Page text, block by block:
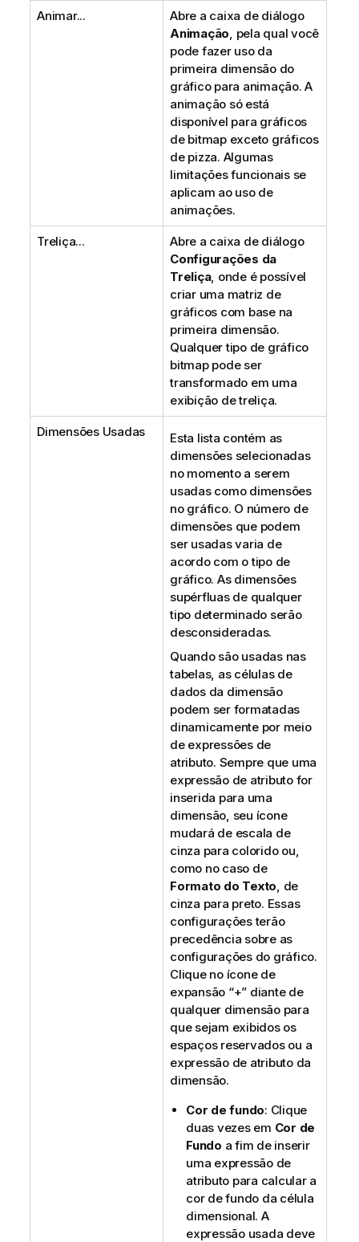
Animar...
Abre a caixa de diálogo
Animação, pela qual você
pode fazer uso da
primeira dimensão do
gráfico para animação. A
animação só está
disponível para gráficos
de bitmap exceto gráficos
de pizza. Algumas
limitações funcionais se
aplicam ao uso de
animações.
Treliça...
Abre a caixa de diálogo
Configurações da
Treliça, onde é possível
criar uma matriz de
gráficos com base na
primeira dimensão.
Qualquer tipo de gráfico
bitmap pode ser
transformado em uma
exibição de treliça.
Dimensões Usadas
Esta lista contém as
dimensões selecionadas
no momento a serem
usadas como dimensões
no gráfico. O número de
dimensões que podem
ser usadas varia de
acordo com o tipo de
gráfico. As dimensões
supérfluas de qualquer
tipo determinado serão
desconsideradas.
Quando são usadas nas
tabelas, as células de
dados da dimensão
podem ser formatadas
dinamicamente por meio
de expressões de
atributo. Sempre que uma
expressão de atributo for
inserida para uma
dimensão, seu ícone
mudará de escala de
cinza para colorido ou,
como no caso de
Formato do Texto, de
cinza para preto. Essas
configurações terão
precedência sobre as
configurações do gráfico.
Clique no ícone de
expansão “+” diante de
qualquer dimensão para
que sejam exibidos os
espaços reservados ou a
expressão de atributo da
dimensão.
Cor de fundo: Clique
duas vezes em Cor de
Fundo a fim de inserir
uma expressão de
atributo para calcular a
cor de fundo da célula
dimensional. A
expressão usada deve